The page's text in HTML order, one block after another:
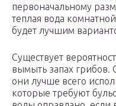
первоначальному
теплая вода
будет лучшим
Существует
вымыть запах грибов.
они лучше всего
которые требуют